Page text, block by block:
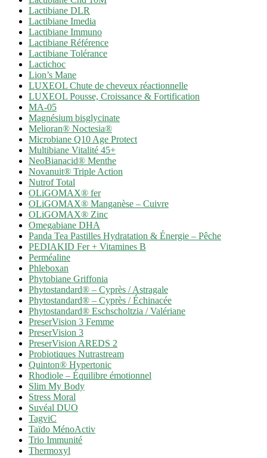
Lactibiane DLR
Lactibiane Imedia
Lactibiane Immuno
Lactibiane Référence
Lactibiane Tolérance
Lactichoc
Lion’s Mane
LUXEOL Chute de cheveux réactionnelle
LUXEOL Pousse, Croissance & Fortification
MA-05
Magnésium bisglycinate
Melioran® Noctesia®
Microbiane Q10 Age Protect
Multibiane Vitalité 45+
NeoBianacid® Menthe
Novanuit® Triple Action
Nutrof Total
OLiGOMAX® fer
OLiGOMAX® Manganèse – Cuivre
OLiGOMAX® Zinc
Omegabiane DHA
Panda Tea Pastilles Hydratation & Énergie – Pêche
PEDIAKID Fer + Vitamines B
Perméaline
Phleboxan
Phytobiane Griffonia
Phytostandard® – Cyprès / Astragale
Phytostandard® – Cyprès / Échinacée
Phytostandard® Eschscholtzia / Valériane
PreserVision 3 Femme
PreserVision 3
PreserVision AREDS 2
Probiotiques Nutrastream
Quinton® Hypertonic
Rhodiole – Équilibre émotionnel
Slim My Body
Stress Moral
Suvéal DUO
TagviC
Taïdo MénoActiv
Trio Immunité
Thermoxyl